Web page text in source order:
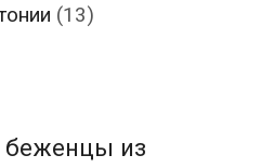
(13)
беженцы из